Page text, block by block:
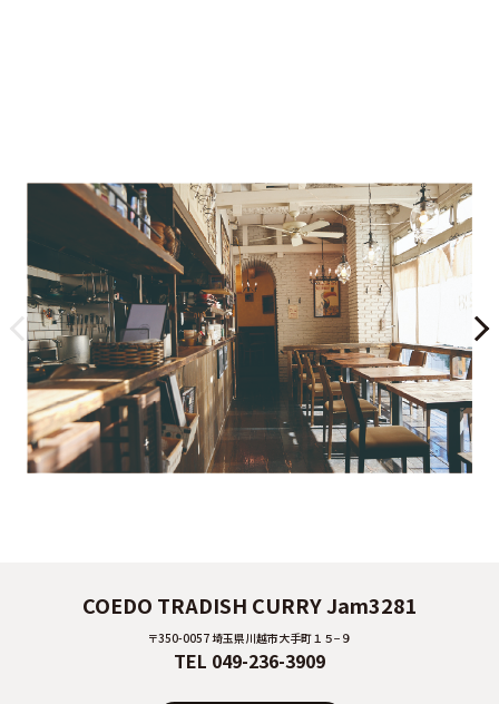
COEDO TRADISH CURRY Jam3281
〒350-0057 埼玉県川越市大手町１５−９
TEL 049-236-3909